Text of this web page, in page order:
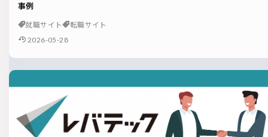
事例
就職サイト
転職サイト
2026-05-28